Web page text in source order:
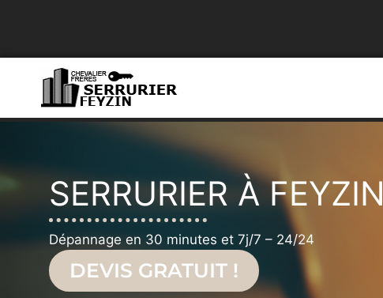
SERRURIER À FEYZIN
Dépannage en 30 minutes et 7j/7 – 24/24
DEVIS GRATUIT !